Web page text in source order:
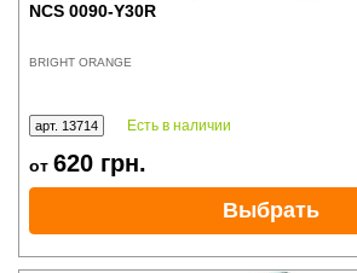
NCS 0090-Y30R
BRIGHT ORANGE
арт. 13714 Есть в наличии
от 620 грн.
Выбрать